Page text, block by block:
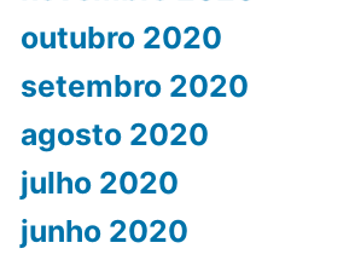
outubro 2020
setembro 2020
agosto 2020
julho 2020
junho 2020